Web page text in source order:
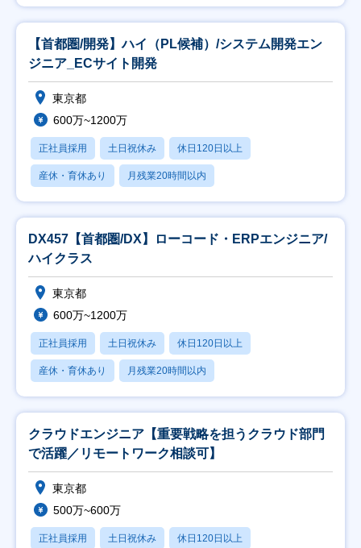
【首都圏/開発】ハイ（PL候補）/システム開発エン
ジニア_ECサイト開発
東京都
600万~1200万
正社員採用 土日祝休み 休日120日以上
産休・育休あり 月残業20時間以内
DX457【首都圏/DX】ローコード・ERPエンジニア/
ハイクラス
東京都
600万~1200万
正社員採用 土日祝休み 休日120日以上
産休・育休あり 月残業20時間以内
クラウドエンジニア【重要戦略を担うクラウド部門
で活躍／リモートワーク相談可】
東京都
500万~600万
正社員採用 土日祝休み 休日120日以上